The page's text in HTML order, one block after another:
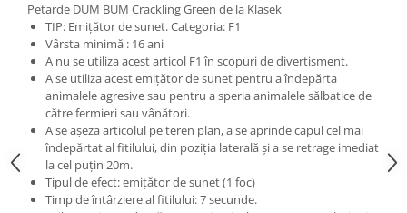
Petarde DUM BUM Crackling Green de la Klasek
TIP: Emițător de sunet. Categoria: F1
Vârsta minimă : 16 ani
A nu se utiliza acest articol F1 în scopuri de divertisment.
A se utiliza acest emițător de sunet pentru a îndepărta
animalele agresive sau pentru a speria animalele sălbatice de
către fermieri sau vânători.
A se așeza articolul pe teren plan, a se aprinde capul cel mai
îndepărtat al fitilului, din poziția laterală și a se retrage imediat
la cel puțin 20m.
Tipul de efect: emițător de sunet (1 foc)
Timp de întârziere al fitilului: 7 secunde.